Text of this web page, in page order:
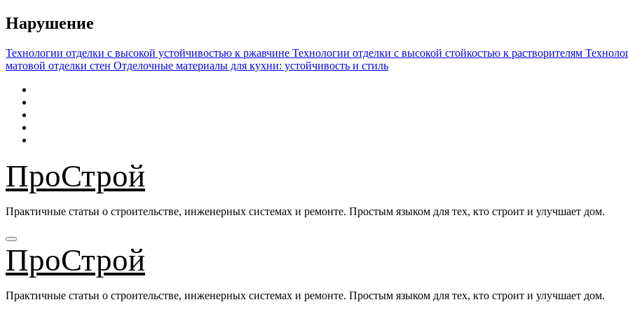
Перейти
к
Нарушение
Технологии отделки с высокой устойчивостью к ржавчине Технологии отделки с высокой стойкостью к растворителям
матовой отделки стен Отделочные материалы для кухни: устойчивость и стиль
ПроСтрой
Практичные статьи о строительстве, инженерных системах и ремонте. Простым языком для тех, кто строит и улучшает дом.
ПроСтрой
Практичные статьи о строительстве, инженерных системах и ремонте. Простым языком для тех, кто строит и улучшает дом.